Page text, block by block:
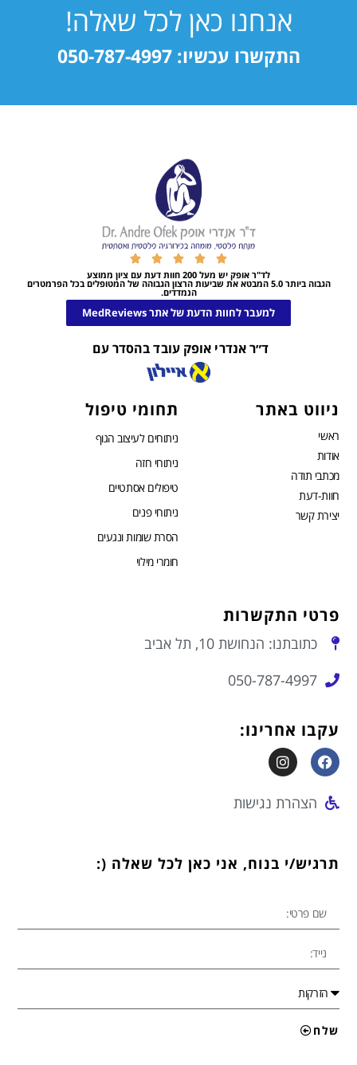
אנחנו כאן לכל שאלה!
התקשרו עכשיו: 050-787-4997





לד"ר אופק יש מעל 200 חוות דעת עם ציון ממוצע
הגבוה ביותר 5.0 המבטא את שביעות הרצון הגבוהה של המטופלים בכל הפרמטרים
הנמדדים.
למעבר לחוות הדעת של אתר MedReviews
ד״ר אנדרי אופק עובד בהסדר עם
ניווט באתר
ראשי
אודות
מכתבי תודה
חוות-דעת
יצירת קשר
תחומי טיפול
ניתוחים לעיצוב הגוף
ניתוחי חזה
טיפולים אסתטיים
ניתוחי פנים
הסרת שומות ונגעים
חומרי מילוי
פרטי התקשרות
כתובתנו: הנחושת 10, תל אביב
050-787-4997
עקבו אחרינו:
הצהרת נגישות
תרגיש/י בנוח, אני כאן לכל שאלה (:
שלח